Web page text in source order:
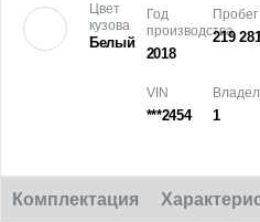
Цвет
кузова
Белый
Год
производства
2018
Пробег
219
VIN
***2454 1
Комплектация